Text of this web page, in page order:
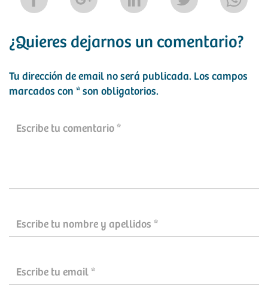
¿Quieres dejarnos un comentario?
Tu dirección de email no será publicada. Los campos
marcados con * son obligatorios.